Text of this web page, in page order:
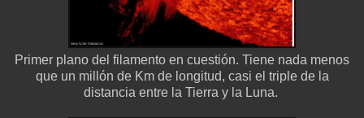
Primer plano del filamento en cuestión. Tiene nada menos
que un millón de Km de longitud, casi el triple de la
distancia entre la Tierra y la Luna.